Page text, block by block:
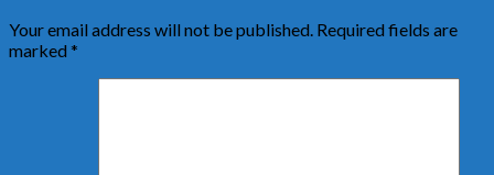
Your email address will not be published. Required fields are
marked*